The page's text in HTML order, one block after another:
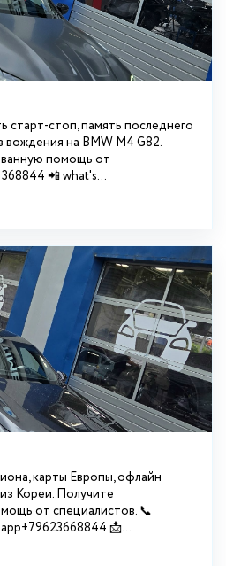
старт-стоп, память последнего
вождения на BMW М4 G82.
помощь от
📲 what's...
карты Европы, офлайн
Кореи. Получите
от специалистов. 📞
📩...